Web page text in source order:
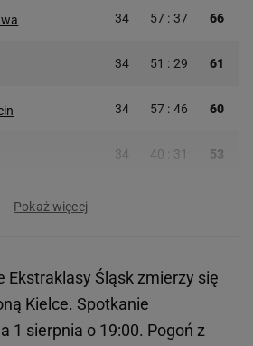
34 57 : 37 66
34 51 : 29 61
34 57 : 46 60
34 40 : 31 53
Pokaż więcej
Ekstraklasy Śląsk zmierzy się
Kielce. Spotkanie
1 sierpnia o 19:00. Pogoń z